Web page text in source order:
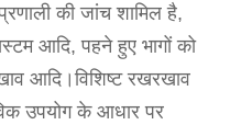
की जांच शामिल है,
आदि, पहने हुए भागों को
आदि।विशिष्ट रखरखाव
उपयोग के आधार पर